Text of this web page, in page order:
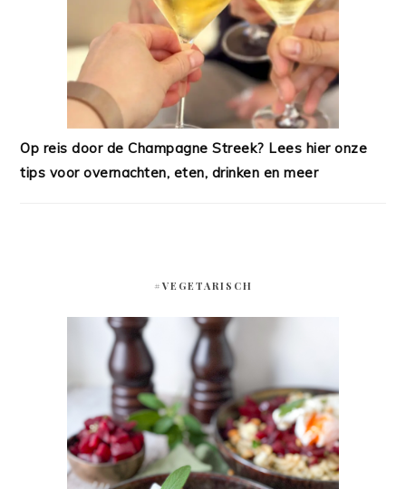
Op reis door de Champagne Streek? Lees hier onze
tips voor overnachten, eten, drinken en meer
#VEGETARISCH